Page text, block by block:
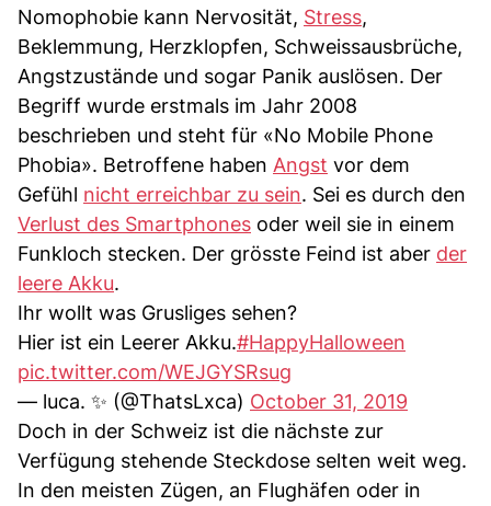
Nomophobie kann Nervosität, Stress,
Beklemmung, Herzklopfen, Schweissausbrüche,
Angstzustände und sogar Panik auslösen. Der
Begriff wurde erstmals im Jahr 2008
beschrieben und steht für «No Mobile Phone
Phobia». Betroffene haben Angst vor dem
Gefühl nicht erreichbar zu sein. Sei es durch den
Verlust des Smartphones oder weil sie in einem
Funkloch stecken. Der grösste Feind ist aber der
leere Akku.
Ihr wollt was Grusliges sehen?
Hier ist ein Leerer Akku.#HappyHalloween
pic.twitter.com/WEJGYSRsug
— luca. ✨ (@ThatsLxca) October 31, 2019
Doch in der Schweiz ist die nächste zur
Verfügung stehende Steckdose selten weit weg.
In den meisten Zügen, an Flughäfen oder in